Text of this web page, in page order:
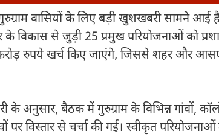
वासियों के लिए बड़ी खुशखबरी सामने आई
विकास से जुड़ी 25 प्रमुख परियोजनाओं को
रुपये खर्च किए जाएंगे, जिससे शहर और
के अनुसार, बैठक में गुरुग्राम के विभिन्न गांवों,
पर विस्तार से चर्चा की गई। स्वीकृत